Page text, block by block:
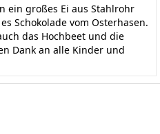
ein großes Ei aus Stahlrohr
Schokolade vom Osterhasen.
das Hochbeet und die
Dank an alle Kinder und